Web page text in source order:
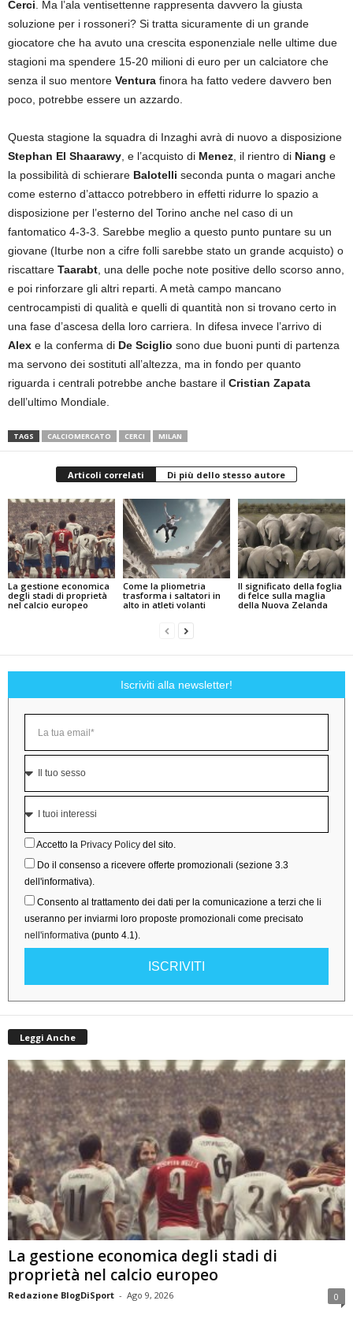
Cerci . Ma l’ala ventisettenne rappresenta davvero la giusta
soluzione per i rossoneri? Si tratta sicuramente di un grande
giocatore che ha avuto una crescita esponenziale nelle ultime due
stagioni ma spendere 15-20 milioni di euro per un calciatore che
senza il suo mentore Ventura finora ha fatto vedere davvero ben
poco, potrebbe essere un azzardo.
Questa stagione la squadra di Inzaghi avrà di nuovo a disposizione
Stephan El Shaarawy , e l’acquisto di Menez , il rientro di Niang e
la possibilità di schierare Balotelli seconda punta o magari anche
come esterno d’attacco potrebbero in effetti ridurre lo spazio a
disposizione per l’esterno del Torino anche nel caso di un
fantomatico 4-3-3. Sarebbe meglio a questo punto puntare su un
giovane (Iturbe non a cifre folli sarebbe stato un grande acquisto) o
riscattare Taarabt , una delle poche note positive dello scorso anno,
e poi rinforzare gli altri reparti. A metà campo mancano
centrocampisti di qualità e quelli di quantità non si trovano certo in
una fase d’ascesa della loro carriera. In difesa invece l’arrivo di
Alex e la conferma di De Sciglio sono due buoni punti di partenza
ma servono dei sostituti all’altezza, ma in fondo per quanto
riguarda i centrali potrebbe anche bastare il Cristian Zapata
dell’ultimo Mondiale.
TAGS CALCIOMERCATO CERCI MILAN
Articoli correlati Di più dello stesso autore
La gestione economica
degli stadi di proprietà
nel calcio europeo
Come la pliometria
trasforma i saltatori in
alto in atleti volanti
Il significato della foglia
di felce sulla maglia
della Nuova Zelanda
Iscriviti alla newsletter!
Accetto la Privacy Policy del sito.
Do il consenso a ricevere offerte promozionali (sezione 3.3
dell'informativa).
Consento al trattamento dei dati per la comunicazione a terzi che li
useranno per inviarmi loro proposte promozionali come precisato
nell'informativa (punto 4.1).
ISCRIVITI
Leggi Anche
La gestione economica degli stadi di
proprietà nel calcio europeo
Redazione BlogDiSport - Ago 9, 2026 0